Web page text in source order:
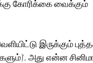
கோரிக்கை வைக்கும்
இருக்கும்
அது என்ன